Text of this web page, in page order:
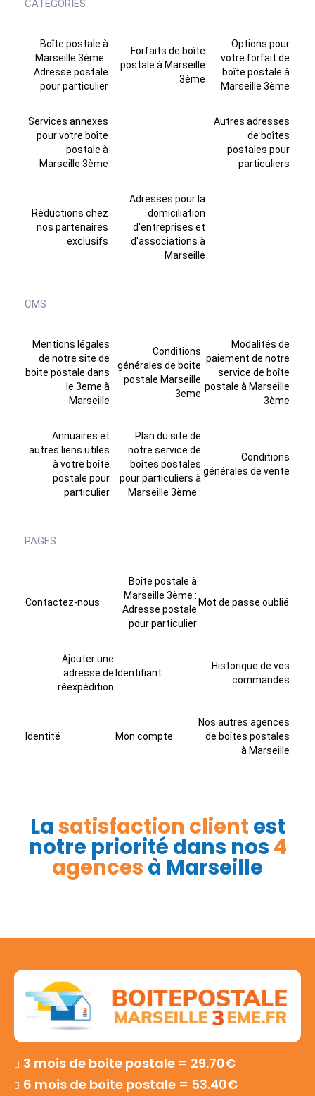
CATEGORIES
Boîte postale à
Marseille 3ème :
Adresse postale
pour particulier
Forfaits de boîte
postale à Marseille
3ème
Options pour
votre forfait de
boîte postale à
Marseille 3ème
Services annexes
pour votre boîte
postale à
Marseille 3ème
Autres adresses
de boîtes
postales pour
particuliers
Réductions chez
nos partenaires
exclusifs
Adresses pour la
domiciliation
d'entreprises et
d'associations à
Marseille
CMS
Mentions légales
de notre site de
boite postale dans
le 3eme à
Marseille
Conditions
générales de boite
postale Marseille
3eme
Modalités de
paiement de notre
service de boîte
postale à Marseille
3ème
Annuaires et
autres liens utiles
à votre boîte
postale pour
particulier
Plan du site de
notre service de
boîtes postales
pour particuliers à
Marseille 3ème :
Conditions
générales de vente
PAGES
Contactez-nous
Boîte postale à
Marseille 3ème :
Adresse postale
pour particulier
Mot de passe oublié
Ajouter une
adresse de
réexpédition
Identifiant
Historique de vos
commandes
Identité Mon compte
Nos autres agences
de boîtes postales
à Marseille
La satisfaction client est
notre priorité dans nos 4
agences à Marseille
3 mois de boite postale = 29.70€
6 mois de boite postale = 53.40€